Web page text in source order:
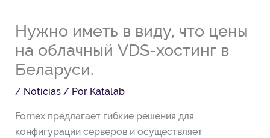
Нужно иметь в виду, что цены
на облачный VDS-хостинг в
Беларуси.
/ Noticias / Por Katalab
Fornex предлагает гибкие решения для
конфигурации серверов и осуществляет